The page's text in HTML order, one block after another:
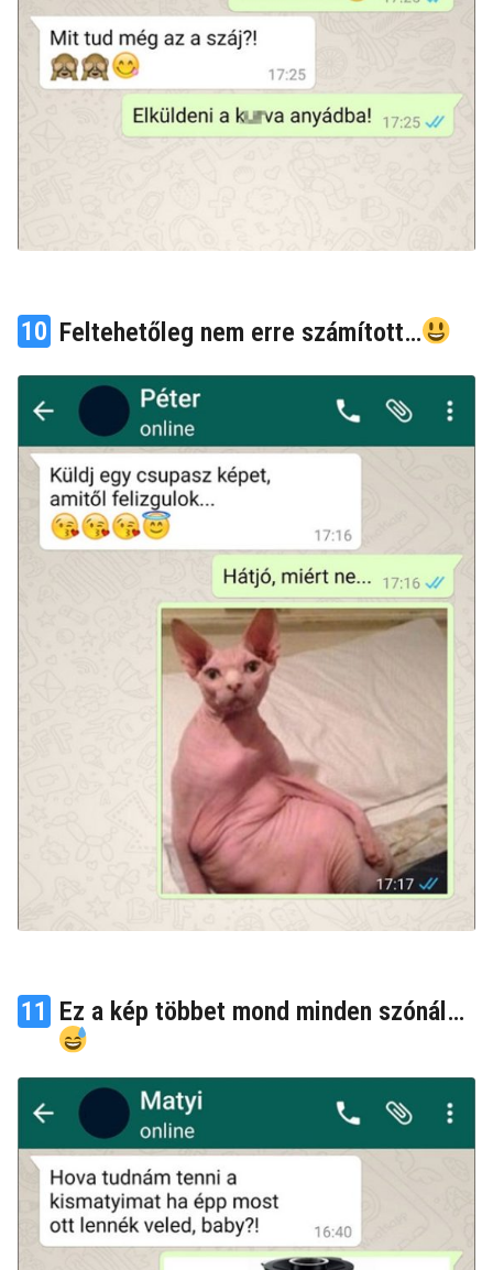
10 Feltehetőleg nem erre számított…
11 Ez a kép többet mond minden szónál…